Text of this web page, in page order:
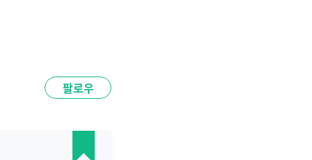
팔로우